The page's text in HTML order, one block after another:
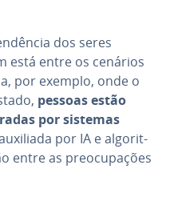
dos seres
está entre os cenários
por exemplo, onde o
pessoas estão
por sistemas
por IA e al­go­rit­
entre as pre­o­cu­pa­ções